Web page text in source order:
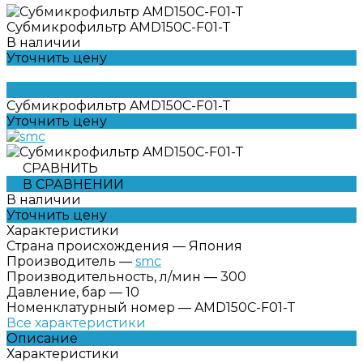
Субмикрофильтр AMD150C-F01-Т
В наличии
Уточнить цену
Субмикрофильтр AMD150C-F01-Т
Уточнить цену
СРАВНИТЬ
В СРАВНЕНИИ
В наличии
Уточнить цену
Характеристики
Страна происхождения — Япония
Производитель — smc
Производительность, л/мин — 300
Давление, бар — 10
Номенклатурный номер — AMD150C-F01-Т
Все характеристики
Описание
Характеристики